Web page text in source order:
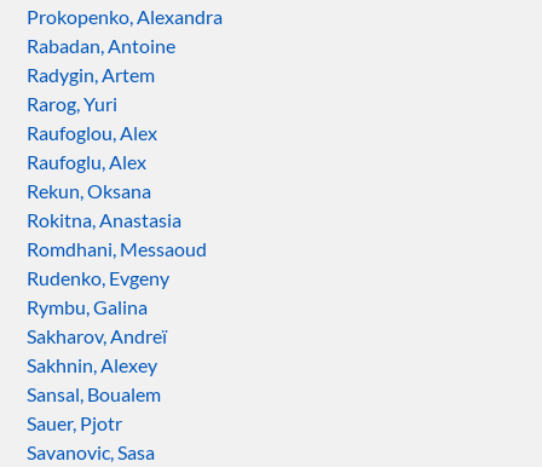
Prokopenko, Alexandra
Rabadan, Antoine
Radygin, Artem
Rarog, Yuri
Raufoglou, Alex
Raufoglu, Alex
Rekun, Oksana
Rokitna, Anastasia
Romdhani, Messaoud
Rudenko, Evgeny
Rymbu, Galina
Sakharov, Andreï
Sakhnin, Alexey
Sansal, Boualem
Sauer, Pjotr
Savanovic, Sasa